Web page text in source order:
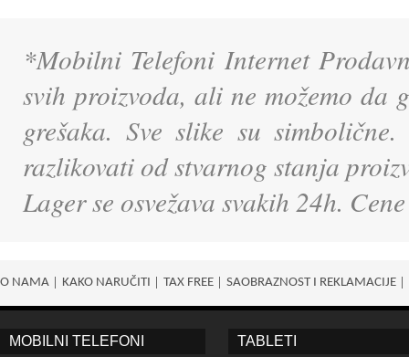
*Mobilni Telefoni Internet
svih proizvoda, ali ne možemo da
grešaka. Sve slike su
razlikovati od stvarnog stanja
Lager se osvežava svakih 24h.
O NAMA KAKO NARUČITI TAX FREE SAOBRAZNOST I REKLAMACIJE
MOBILNI TELEFONI TABLETI